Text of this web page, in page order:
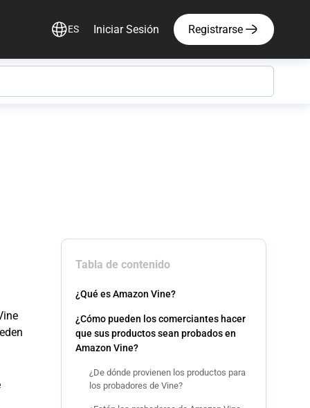
ES Iniciar Sesión Registrarse
Tabla de contenido
¿Qué es Amazon Vine?
¿Cómo pueden los comerciantes hacer
que sus productos sean probados en
Amazon Vine?
¿De dónde provienen los productos para
los probadores de Vine?